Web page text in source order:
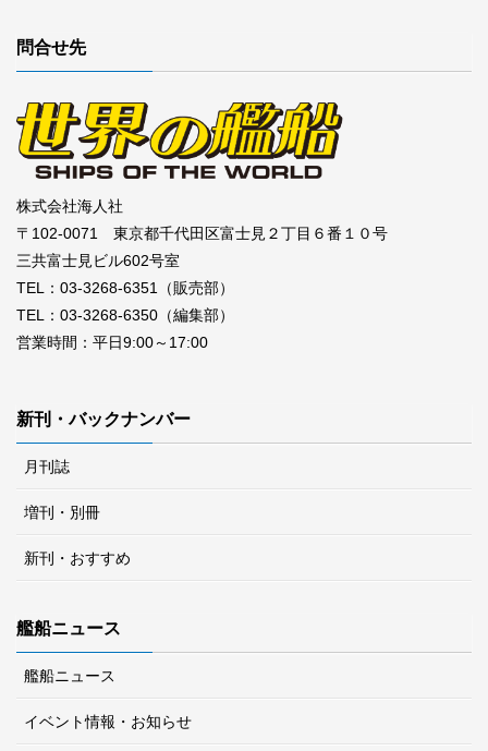
問合せ先
株式会社海人社
〒102-0071 東京都千代田区富士見２丁目６番１０号
三共富士見ビル602号室
TEL：03-3268-6351（販売部）
TEL：03-3268-6350（編集部）
営業時間：平日9:00～17:00
新刊・バックナンバー
月刊誌
増刊・別冊
新刊・おすすめ
艦船ニュース
艦船ニュース
イベント情報・お知らせ